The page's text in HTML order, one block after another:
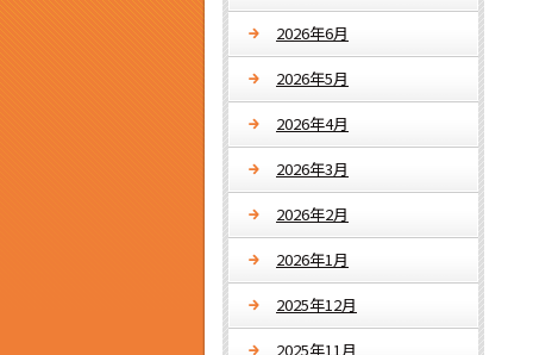
2026年6月
2026年5月
2026年4月
2026年3月
2026年2月
2026年1月
2025年12月
2025年11月